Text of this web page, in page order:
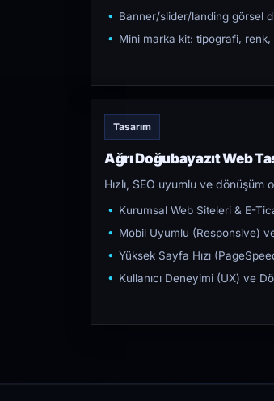
Banner/slider/landing görsel
Mini marka kit: tipografi, renk,
Tasarım
Ağrı Doğubayazıt Web
Hızlı, SEO uyumlu ve dönüşüm
Kurumsal Web Siteleri & E-
Mobil Uyumlu (Responsive)
Yüksek Sayfa Hızı
Kullanıcı Deneyimi (UX) ve